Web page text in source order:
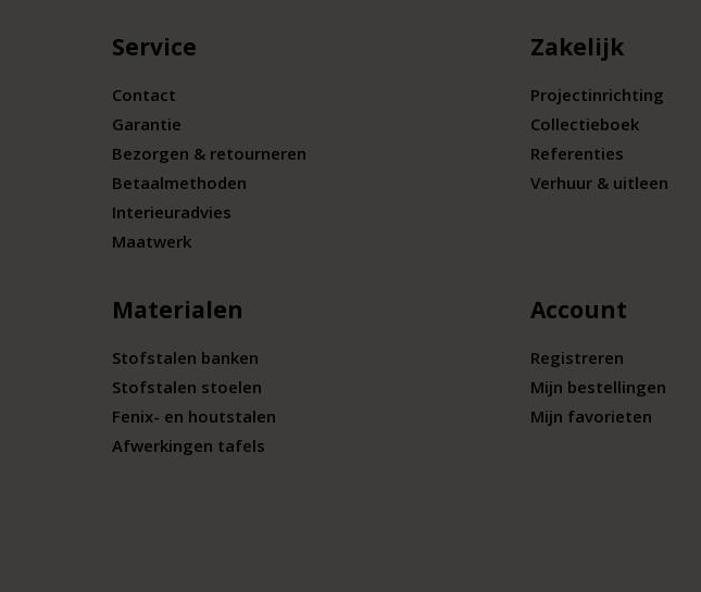
Service
Contact
Garantie
Bezorgen & retourneren
Betaalmethoden
Interieuradvies
Maatwerk
Materialen
Stofstalen banken
Stofstalen stoelen
Fenix- en houtstalen
Afwerkingen tafels
Zakelijk
Projectinrichting
Collectieboek
Referenties
Verhuur & uitleen
Account
Registreren
Mijn bestellingen
Mijn favorieten